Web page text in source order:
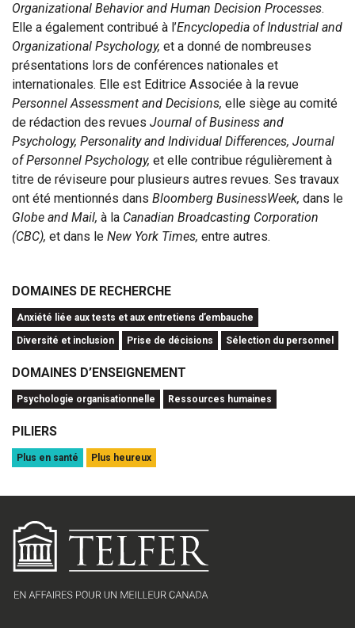
Organizational Behavior and Human Decision Processes.
Elle a également contribué à l’Encyclopedia of Industrial and
Organizational Psychology, et a donné de nombreuses
présentations lors de conférences nationales et
internationales. Elle est Editrice Associée à la revue
Personnel Assessment and Decisions, elle siège au comité
de rédaction des revues Journal of Business and
Psychology, Personality and Individual Differences, Journal
of Personnel Psychology, et elle contribue régulièrement à
titre de réviseure pour plusieurs autres revues. Ses travaux
ont été mentionnés dans Bloomberg BusinessWeek, dans le
Globe and Mail, à la Canadian Broadcasting Corporation
(CBC), et dans le New York Times, entre autres.
DOMAINES DE RECHERCHE
Anxiété liée aux tests et aux entretiens d’embauche
Diversité et inclusion Prise de décisions Sélection du personnel
DOMAINES D’ENSEIGNEMENT
Psychologie organisationnelle Ressources humaines
PILIERS
Plus en santé Plus heureux